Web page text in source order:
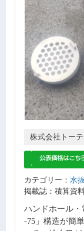
株式会社トー
カテゴリー： 水
掲載誌：積算資
ハンドホール
-75」構造が簡